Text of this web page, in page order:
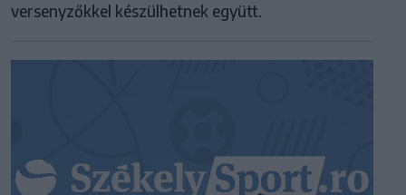
versenyzőkkel készülhetnek együtt.